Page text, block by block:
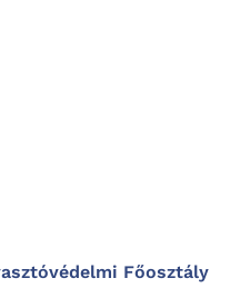
Főosztály